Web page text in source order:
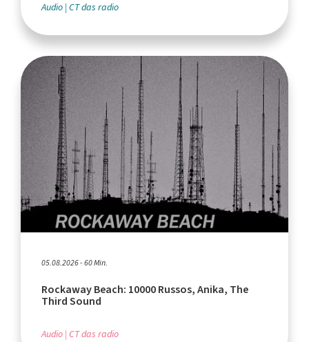
Audio CT das radio
05.08.2026 - 60 Min.
Rockaway Beach: 10000 Russos, Anika, The
Third Sound
Audio CT das radio